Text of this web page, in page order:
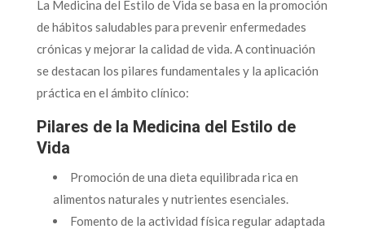
La Medicina del Estilo de Vida se basa en la promoción
de hábitos saludables para prevenir enfermedades
crónicas y mejorar la calidad de vida. A continuación
se destacan los pilares fundamentales y la aplicación
práctica en el ámbito clínico:
Pilares de la Medicina del Estilo de
Vida
Promoción de una dieta equilibrada rica en
alimentos naturales y nutrientes esenciales.
Fomento de la actividad física regular adaptada